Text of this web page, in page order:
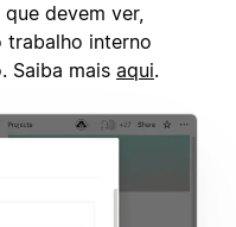
devem ver,
trabalho interno
Saiba mais aqui.